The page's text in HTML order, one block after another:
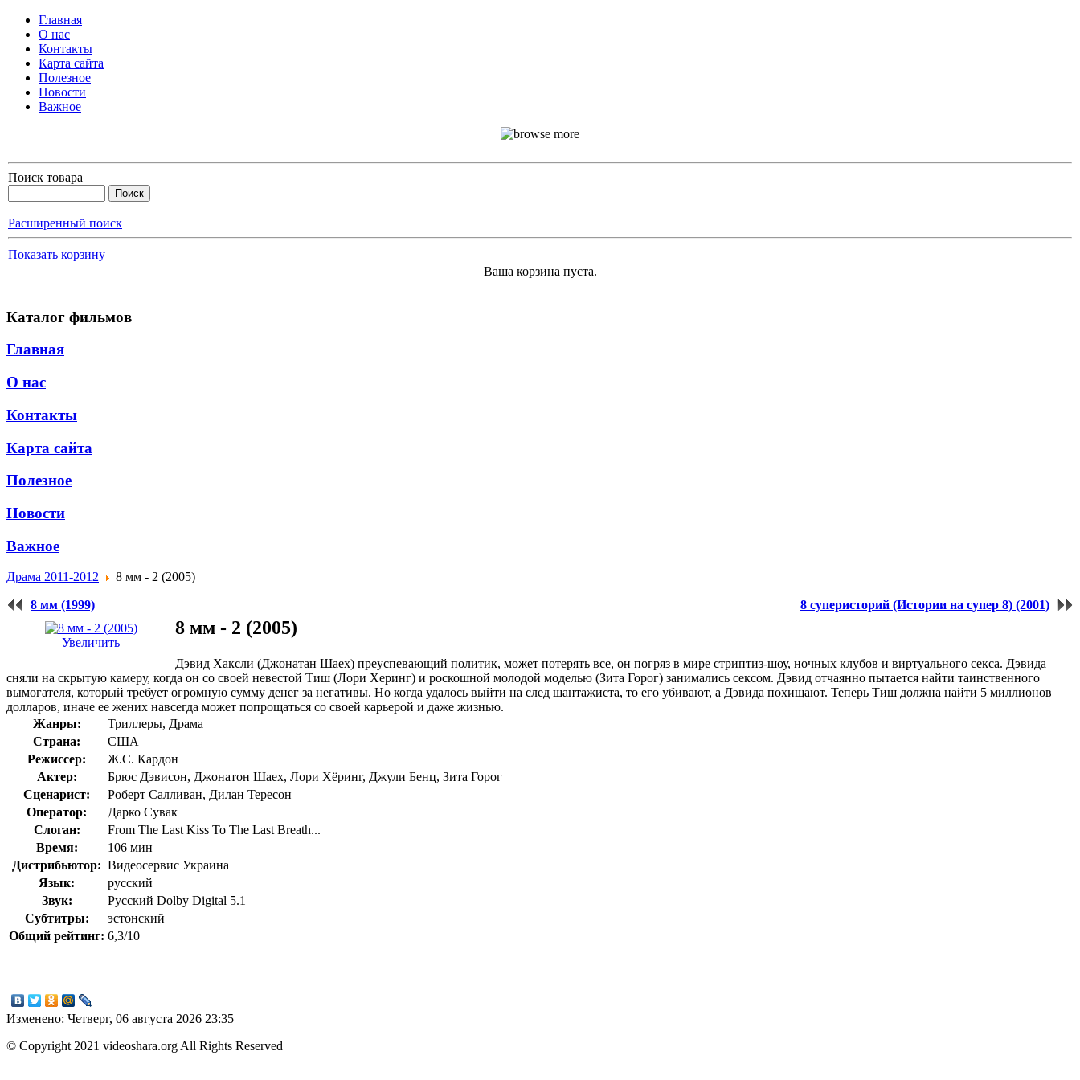
Главная
О нас
Контакты
Карта сайта
Полезное
Новости
Важное
Поиск товара
Расширенный поиск
Показать корзину
Ваша корзина пуста.
Каталог фильмов
Главная
О нас
Контакты
Карта сайта
Полезное
Новости
Важное
Драма 2011-2012 8 мм - 2 (2005)
8 мм (1999) 8 суперисторий (Истории на супер 8) (2001)
Увеличить
8 мм - 2 (2005)
Дэвид Хаксли (Джонатан Шаех) преуспевающий политик, может потерять все, он погряз в мире стриптиз-шоу, ночных клубов и виртуального секса. Дэвида
сняли на скрытую камеру, когда он со своей невестой Тиш (Лори Херинг) и роскошной молодой моделью (Зита Горог) занимались сексом. Дэвид отчаянно пытается найти таинственного
вымогателя, который требует огромную сумму денег за негативы. Но когда удалось выйти на след шантажиста, то его убивают, а Дэвида похищают. Теперь Тиш должна найти 5 миллионов
долларов, иначе ее жених навсегда может попрощаться со своей карьерой и даже жизнью.
Жанры:
Триллеры, Драма
Страна:
США
Режиссер:
Ж.С. Кардон
Актер:
Брюс Дэвисон, Джонатон Шаех, Лори Хёринг, Джули Бенц, Зита Горог
Сценарист:
Роберт Салливан, Дилан Тересон
Оператор:
Дарко Сувак
Слоган:
From The Last Kiss To The Last Breath...
Время:
106 мин
Дистрибьютор: Видеосервис Украина
Язык:
русский
Звук:
Русский Dolby Digital 5.1
Субтитры:
эстонский
Общий рейтинг: 6,3/10
Изменено: Четверг, 06 августа 2026 23:35
© Copyright 2021 videoshara.org All Rights Reserved